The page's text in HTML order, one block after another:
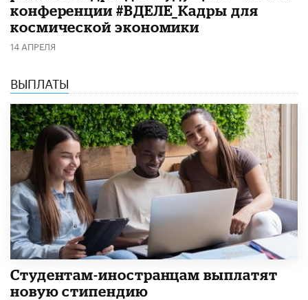
конференции #ВДЕЛЕ_Кадры для
космической экономики
14 АПРЕЛЯ
ВЫПЛАТЫ
Студентам-иностранцам выплатят
новую стипендию